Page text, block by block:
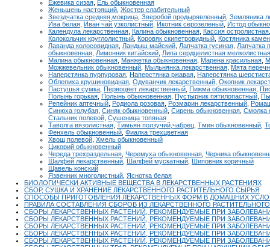
Ежевика сизая Ель обыкновенная
Женьшень настоящий Жостер слабительный
Звездчатка средняя,мокрица Зверобой продырявленный Земляника
Ива белая Иван чай узколистный Икотник серозеленый Истод
Календула лекарственная Калина обыкновенная Кассия остролистная
Колокольчик круглолистный Коровяк скипетровидный Костяника
Лаванда колосовидная Ландыш майский Лапчатка гусиная Лапчатка
обыкновенная Лимонник китайский Липа сердцелистная мелколистная
Малина обыкновенная Манжетка обыкновенная Марена красильная
Можжевельник обыкновенный Мыльнянка лекарственная Мята
Наперстянка пурпуровая Наперстянка ржавая Наперстянка
Облепиха крушиновидная Одуванчик лекарственный Окопник
Пастушья сумка Первоцвет лекарственный Пижма обыкновенная
Полынь горькая Полынь обыкновенная Пустырник пятилопастный
Репейник аптечный Родиола розовая Розмарин лекарственный
Синюха голубая Синяк обыкновенный Сирень обыкновенная Смолка
Стальник полевой Сушеница топяная
Таволга вязолистная Тимьян ползучий,чабрец Тмин обыкновенный
Фенхель обыкновенный Фиалка трехцветная
Хвощ полевой Хмель обыкновенный
Цикорий обыкновенный
Череда трехраздельная Черемуха обыкновенная Черника
Шалфей лекарственный Шалфей мускатный Шиповник коричный
Щавель конский
Язвенник многолистный Яснотка белая
БИОЛОГИЧЕСКИ АКТИВНЫЕ ВЕЩЕСТВА В ЛЕКАРСТВЕННЫХ РАСТЕНИЯХ
СБОР, СУШКА И ХРАНЕНИЕ ЛЕКАРСТВЕННОГО РАСТИТЕЛЬНОГО СЫРЬЯ
СПОСОБЫ ПРИГОТОВЛЕНИЯ ЛЕКАРСТВЕННЫХ ФОРМ В ДОМАШНИХ
ПРАВИЛА СОСТАВЛЕНИЯ СБОРОВ ИЗ ЛЕКАРСТВЕННОГО
СБОРЫ ЛЕКАРСТВЕННЫХ РАСТЕНИЙ, РЕКОМЕНДУЕМЫЕ ПРИ
СБОРЫ ЛЕКАРСТВЕННЫХ РАСТЕНИЙ, РЕКОМЕНДУЕМЫЕ ПРИ
СБОРЫ ЛЕКАРСТВЕННЫХ РАСТЕНИЙ, РЕКОМЕНДУЕМЫЕ ПРИ
СБОРЫ ЛЕКАРСТВЕННЫХ РАСТЕНИЙ, РЕКОМЕНДУЕМЫЕ ПРИ
СБОРЫ ЛЕКАРСТВЕННЫХ РАСТЕНИЙ, РЕКОМЕНДУЕМЫЕ ПРИ